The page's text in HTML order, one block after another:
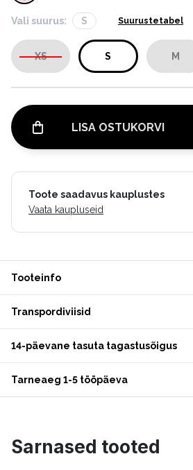
Vali suurus: S Suurustetabel
XS S M
LISA OSTUKORVI
Toote saadavus kauplustes
Vaata kaupluseid
Tooteinfo
Transpordiviisid
14-päevane tasuta tagastusõigus
Tarneaeg 1-5 tööpäeva
Sarnased tooted